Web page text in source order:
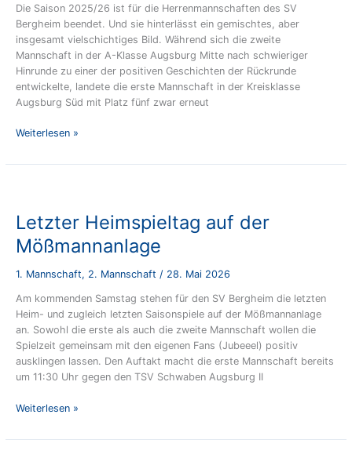
Die Saison 2025/26 ist für die Herrenmannschaften des SV
Bergheim beendet. Und sie hinterlässt ein gemischtes, aber
insgesamt vielschichtiges Bild. Während sich die zweite
Mannschaft in der A-Klasse Augsburg Mitte nach schwieriger
Hinrunde zu einer der positiven Geschichten der Rückrunde
entwickelte, landete die erste Mannschaft in der Kreisklasse
Augsburg Süd mit Platz fünf zwar erneut
1.
Saisonrückblick
Weiterlesen »
Letzter Heimspieltag auf der
Mößmannanlage
1. Mannschaft, 2. Mannschaft / 28. Mai 2026
Am kommenden Samstag stehen für den SV Bergheim die letzten
Heim- und zugleich letzten Saisonspiele auf der Mößmannanlage
an. Sowohl die erste als auch die zweite Mannschaft wollen die
Spielzeit gemeinsam mit den eigenen Fans (Jubeeel) positiv
ausklingen lassen. Den Auftakt macht die erste Mannschaft bereits
um 11:30 Uhr gegen den TSV Schwaben Augsburg II
Letzter
auf
Weiterlesen »